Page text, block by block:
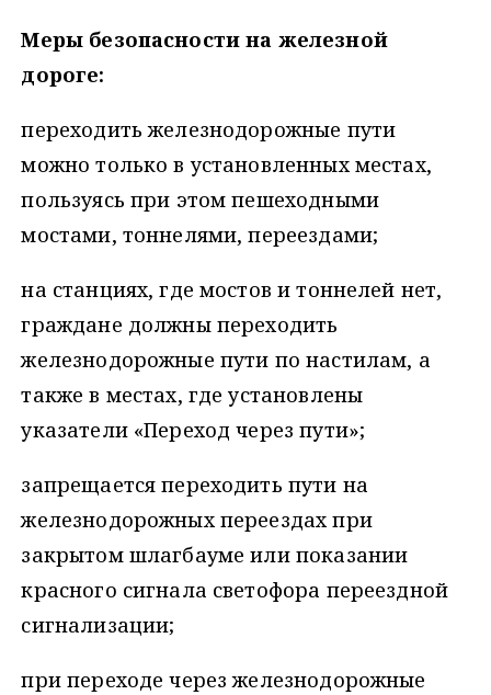
Меры безопасности на железной
дороге:
переходить железнодорожные пути
можно только в установленных местах,
пользуясь при этом пешеходными
мостами, тоннелями, переездами;
на станциях, где мостов и тоннелей нет,
граждане должны переходить
железнодорожные пути по настилам, а
также в местах, где установлены
указатели «Переход через пути»;
запрещается переходить пути на
железнодорожных переездах при
закрытом шлагбауме или показании
красного сигнала светофора переездной
сигнализации;
при переходе через железнодорожные